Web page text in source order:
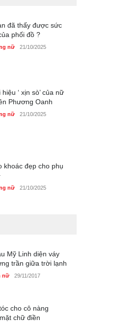
đã thấy được sức
phối đồ ?
nữ 21/10/2025
‘ xịn sò’ của nữ
Phương Oanh
nữ 21/10/2025
khoác đẹp cho phụ
nữ 21/10/2025
thông tin áo bra
nữ 14/10/2025
Pháp tin dùng
nữ 14/10/2025
Mỹ Linh diện váy
trần giữa trời lạnh
nữ 29/11/2017
cho cô nàng
chữ điền